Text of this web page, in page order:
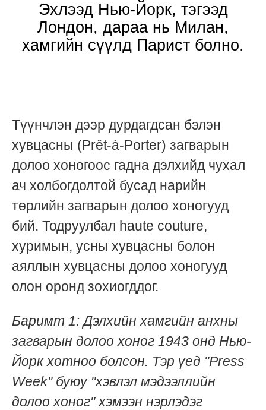
Эхлээд Нью-Йорк, тэгээд
Лондон, дараа нь Милан,
хамгийн сүүлд Парист болно.
Түүнчлэн дээр дурдагдсан бэлэн
хувцасны (Prêt-à-Porter) загварын
долоо хоногоос гадна дэлхийд чухал
ач холбогдолтой бусад нарийн
төрлийн загварын долоо хоногууд
бий. Тодруулбал haute couture,
хуримын, усны хувцасны болон
аяллын хувцасны долоо хоногууд
олон оронд зохиогддог.
Баримт 1: Дэлхийн хамгийн анхны
загварын долоо хоног 1943 онд Нью-
Йорк хотноо болсон. Тэр үед "Press
Week" буюу "хэвлэл мэдээллийн
долоо хоног" хэмээн нэрлэдэг